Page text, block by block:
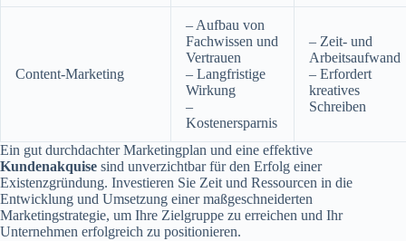
Content-Marketing
– Aufbau von
Fachwissen und
Vertrauen
– Langfristige
Wirkung
–
Kostenersparnis
– Zeit- und
Arbeitsaufwand
– Erfordert
kreatives
Schreiben
Ein gut durchdachter Marketingplan und eine effektive
Kundenakquise sind unverzichtbar für den Erfolg einer
Existenzgründung. Investieren Sie Zeit und Ressourcen in die
Entwicklung und Umsetzung einer maßgeschneiderten
Marketingstrategie, um Ihre Zielgruppe zu erreichen und Ihr
Unternehmen erfolgreich zu positionieren.